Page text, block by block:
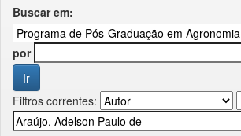
Buscar em:
por
Filtros correntes: